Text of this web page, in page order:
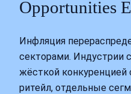
Opportunities
Инфляция
секторами. Индустрии
жёсткой
ритейл, отдельные